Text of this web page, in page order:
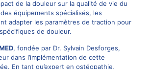
de la douleur sur la qualité de vie du
équipements spécialisés, les
adapter les paramètres de traction pour
de douleur.
, fondée par Dr. Sylvain Desforges,
dans l’implémentation de cette
En tant qu’expert en ostéopathie,